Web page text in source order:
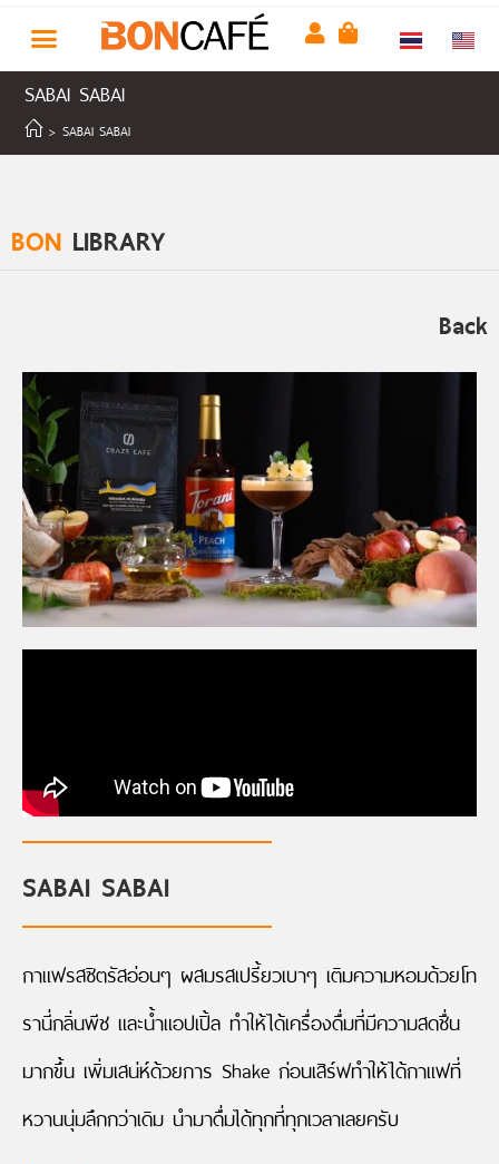
SABAI SABAI
> SABAI SABAI
BON LIBRARY
Back
SABAI SABAI
กาแฟรสซิตรัสอ่อนๆ ผสมรสเปรี้ยวเบาๆ เติมความหอมด้วยโท
รานี่กลิ่นพีช และน้ำแอปเปิ้ล ทำให้ได้เครื่องดื่มที่มีความสดชื่น
มากขึ้น เพิ่มเสน่ห์ด้วยการ Shake ก่อนเสิร์ฟทำให้ได้กาแฟที่
หวานนุ่มลึกกว่าเดิม นำมาดื่มได้ทุกที่ทุกเวลาเลยครับ